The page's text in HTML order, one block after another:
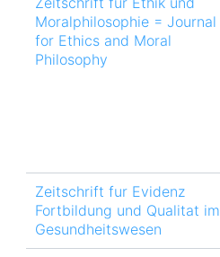
Moralphilosophie = Journal
for Ethics and Moral
Philosophy
Zeitschrift fur Evidenz
Fortbildung und Qualitat im
Gesundheitswesen